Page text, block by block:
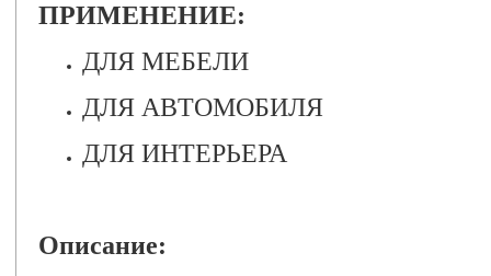
ПРИМЕНЕНИЕ:
ДЛЯ МЕБЕЛИ
ДЛЯ АВТОМОБИЛЯ
ДЛЯ ИНТЕРЬЕРА
Описание: